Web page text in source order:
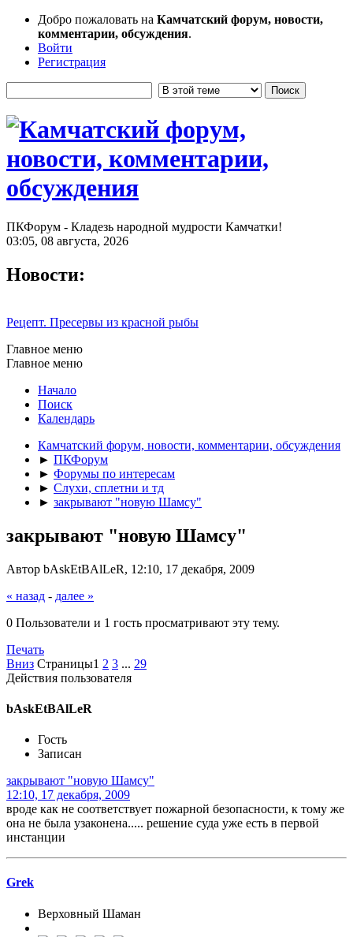
Добро пожаловать на Камчатский форум, новости,
комментарии, обсуждения.
Войти
Регистрация
ПКФорум - Кладезь народной мудрости Камчатки!
03:05, 08 августа, 2026
Новости:
Рецепт. Пресервы из красной рыбы
Главное меню
Главное меню
Начало
Поиск
Календарь
Камчатский форум, новости, комментарии, обсуждения
► ПКФорум
► Форумы по интересам
► Слухи, сплетни и тд
► закрывают "новую Шамсу"
закрывают "новую Шамсу"
Автор bAskEtBAlLeR, 12:10, 17 декабря, 2009
« назад - далее »
0 Пользователи и 1 гость просматривают эту тему.
Печать
Вниз Страницы1 2 3 ... 29
Действия пользователя
bAskEtBAlLeR
Гость
Записан
закрывают "новую Шамсу"
12:10, 17 декабря, 2009
вроде как не соответствует пожарной безопасности, к тому же
она не была узаконена..... решение суда уже есть в первой
инстанции
Grek
Верховный Шаман